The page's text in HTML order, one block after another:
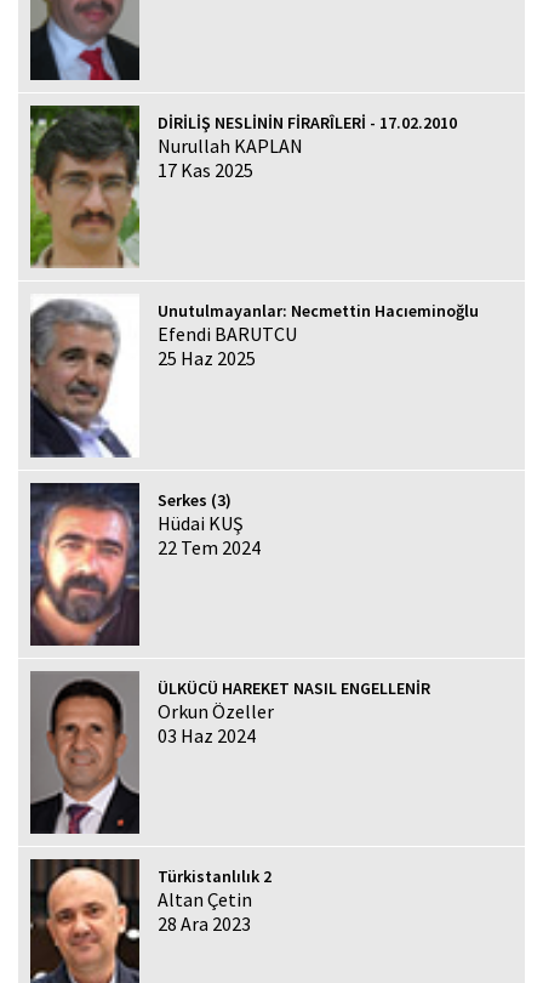
DİRİLİŞ NESLİNİN FİRARÎLERİ - 17.02.2010
Nurullah KAPLAN
17 Kas 2025
Unutulmayanlar: Necmettin Hacıeminoğlu
Efendi BARUTCU
25 Haz 2025
Serkes (3)
Hüdai KUŞ
22 Tem 2024
ÜLKÜCÜ HAREKET NASIL ENGELLENİR
Orkun Özeller
03 Haz 2024
Türkistanlılık 2
Altan Çetin
28 Ara 2023